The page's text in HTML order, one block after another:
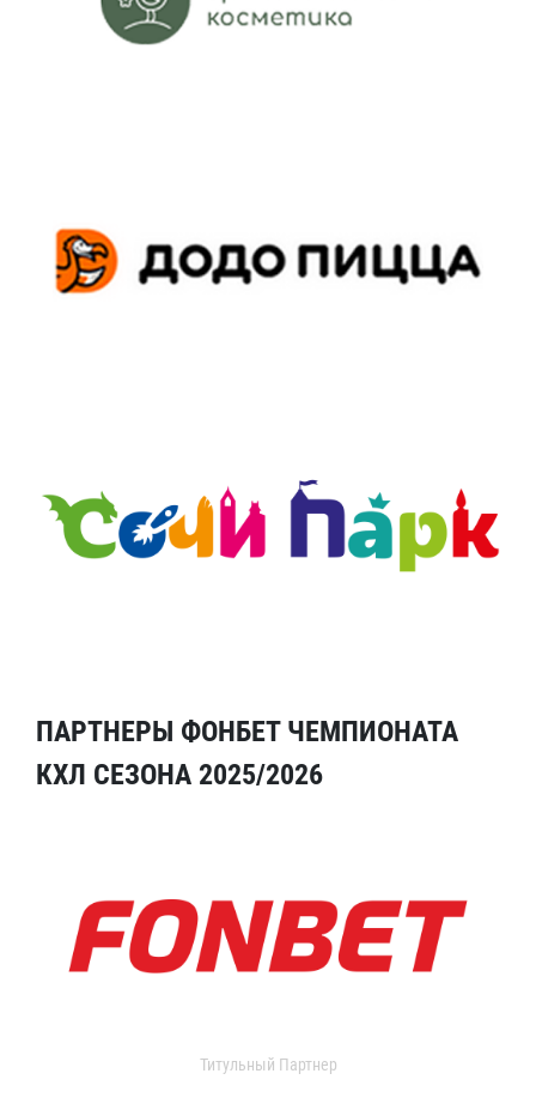
ПАРТНЕРЫ ФОНБЕТ ЧЕМПИОНАТА
КХЛ СЕЗОНА 2025/2026
Титульный Партнер